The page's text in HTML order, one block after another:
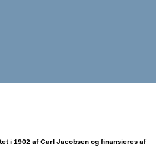
i 1902 af Carl Jacobsen og finansieres af